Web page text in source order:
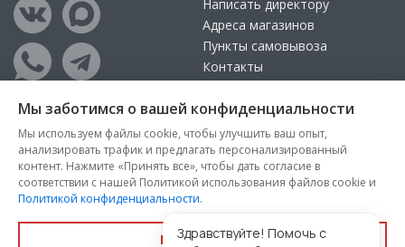
Написать директору
Адреса магазинов
Пункты самовывоза
Контакты
Copyright © 2026, ООО «100 Диванов» — Все права защищены
Администрация Сайта не несет ответственности за
Мы заботимся о вашей конфиденциальности
Мы используем файлы cookie, чтобы улучшить ваш опыт,
анализировать трафик и предлагать персонализированный
контент. Нажмите «Принять все», чтобы дать согласие в
соответствии с нашей Политикой использования файлов cookie и
Политикой конфиденциальности.
Принять все
Здравствуйте! Помочь с